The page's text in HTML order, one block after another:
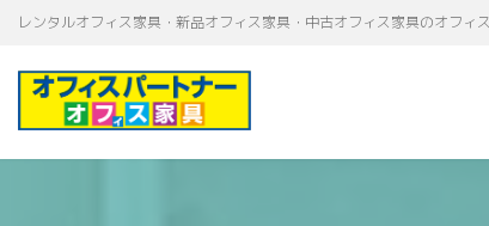
テ
ゲ
レンタルオフィス家具・新品オフィス家具・中古オフィス家具のオフィ